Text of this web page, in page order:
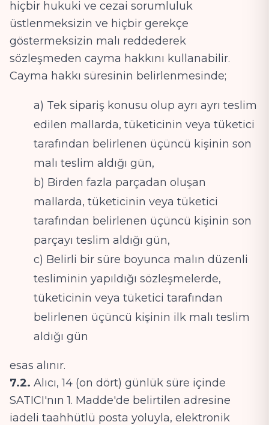
hiçbir hukuki ve cezai sorumluluk
üstlenmeksizin ve hiçbir gerekçe
göstermeksizin malı reddederek
sözleşmeden cayma hakkını kullanabilir.
Cayma hakkı süresinin belirlenmesinde;
a) Tek sipariş konusu olup ayrı ayrı teslim
edilen mallarda, tüketicinin veya tüketici
tarafından belirlenen üçüncü kişinin son
malı teslim aldığı gün,
b) Birden fazla parçadan oluşan
mallarda, tüketicinin veya tüketici
tarafından belirlenen üçüncü kişinin son
parçayı teslim aldığı gün,
c) Belirli bir süre boyunca malın düzenli
tesliminin yapıldığı sözleşmelerde,
tüketicinin veya tüketici tarafından
belirlenen üçüncü kişinin ilk malı teslim
aldığı gün
esas alınır.
7.2. Alıcı, 14 (on dört) günlük süre içinde
SATICI'nın 1. Madde'de belirtilen adresine
iadeli taahhütlü posta yoluyla, elektronik